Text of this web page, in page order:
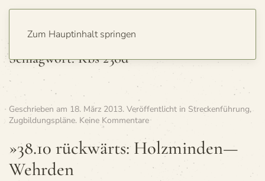
Zum Hauptinhalt springen
Schlagwort:Kbs 238d
Geschrieben am 18. März 2013. Veröffentlicht in Streckenführung,
Zugbildungspläne. Keine Kommentarezu
rück­
wärts:
Holzminden
»38.10 rück­wärts: Holzminden—
Wehrden